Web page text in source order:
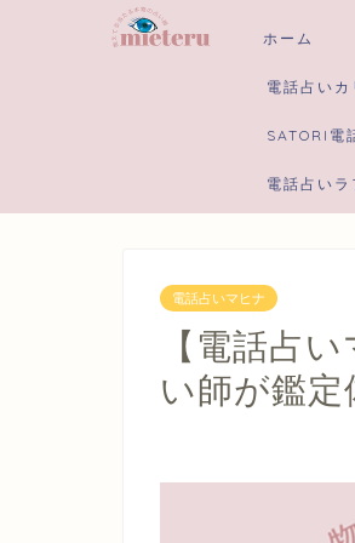
ホーム
電話占いカ
SATORI電
電話占いラ
電話占いマヒナ
【電話占
い師が鑑